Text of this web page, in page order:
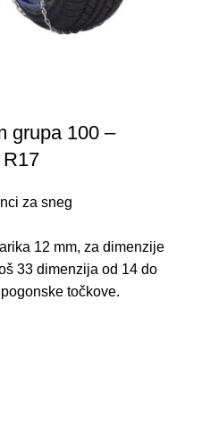
grupa 100 –
za sneg
12 mm, za dimenzije
33 dimenzija od 14 do
točkove.